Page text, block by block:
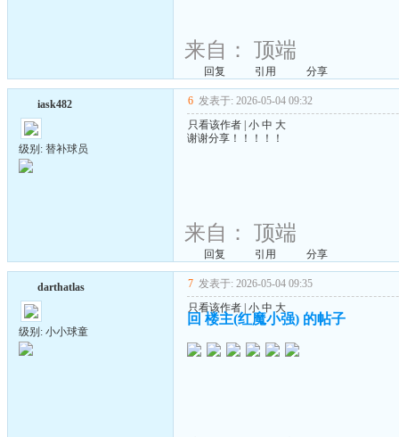
来自： 顶端
回复 引用 分享
iask482
级别: 替补球员
6 发表于: 2026-05-04 09:32
只看该作者 小 中 大
谢谢分享！！！！！
来自： 顶端
回复 引用 分享
darthatlas
级别: 小小球童
7 发表于: 2026-05-04 09:35
只看该作者 小 中 大
回 楼主(红魔小强) 的帖子